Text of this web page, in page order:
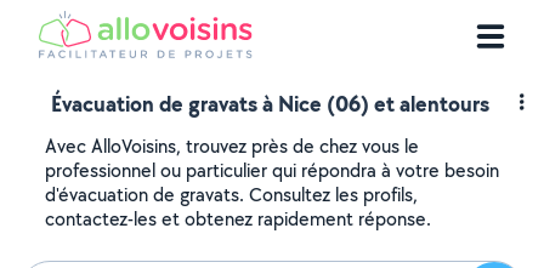
Évacuation de gravats à Nice (06) et alentours
Avec AlloVoisins, trouvez près de chez vous le
professionnel ou particulier qui répondra à votre besoin
d'évacuation de gravats. Consultez les profils,
contactez-les et obtenez rapidement réponse.